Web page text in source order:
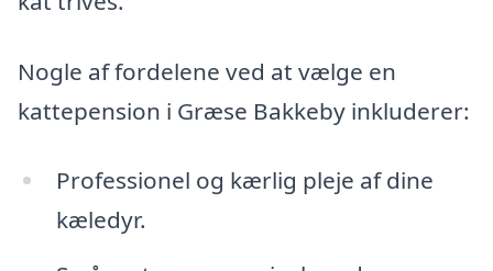
Nogle af fordelene ved at vælge en
kattepension i Græse Bakkeby inkluderer:
Professionel og kærlig pleje af dine
kæledyr.